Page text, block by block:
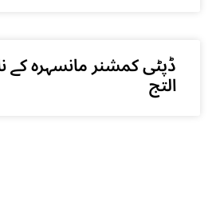
ڈپٹی کمشنر مانسہرہ کے
التج